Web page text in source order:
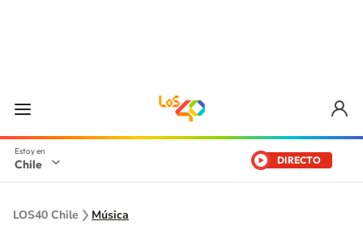
Chile DIRECTO
LOS40 Chile Música